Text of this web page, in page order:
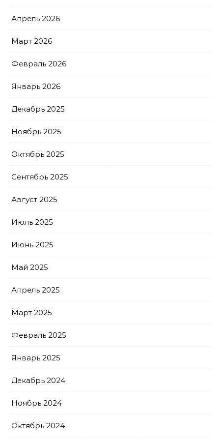
Апрель 2026
Март 2026
Февраль 2026
Январь 2026
Декабрь 2025
Ноябрь 2025
Октябрь 2025
Сентябрь 2025
Август 2025
Июль 2025
Июнь 2025
Май 2025
Апрель 2025
Март 2025
Февраль 2025
Январь 2025
Декабрь 2024
Ноябрь 2024
Октябрь 2024